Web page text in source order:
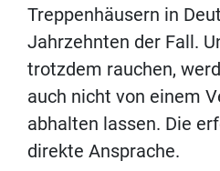
Treppenhäusern in
Jahrzehnten der Fall.
trotzdem rauchen,
auch nicht von einem
abhalten lassen. Die
direkte Ansprache.